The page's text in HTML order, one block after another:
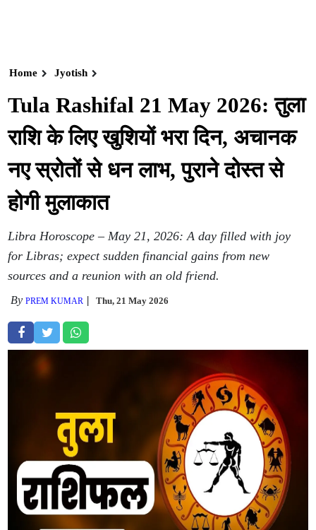
Home Jyotish
Tula Rashifal 21 May 2026: तुला
राशि के लिए खुशियों भरा दिन, अचानक
नए स्रोतों से धन लाभ, पुराने दोस्त से
होगी मुलाकात
Libra Horoscope – May 21, 2026: A day filled with joy
for Libras; expect sudden financial gains from new
sources and a reunion with an old friend.
ByPREM KUMAR Thu, 21 May 2026